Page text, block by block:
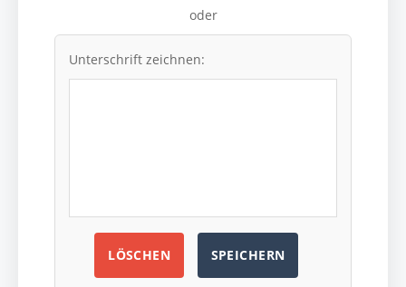
oder
Unterschrift zeichnen:
LÖSCHEN SPEICHERN